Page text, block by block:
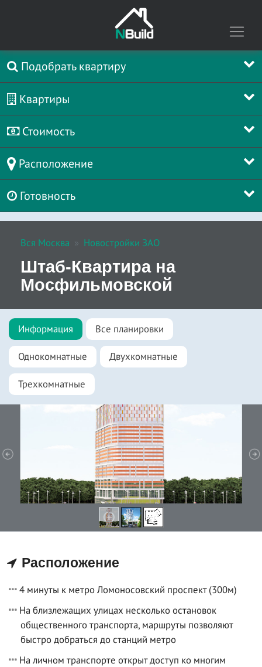
Подобрать квартиру
Квартиры
Стоимость
Расположение
Готовность
Вся Москва Новостройки ЗАО
Штаб-Квартира на
Мосфильмовской
Информация Все планировки
Однокомнатные Двухкомнатные
Трехкомнатные
Расположение
4 минуты к метро Ломоносовский проспект (300м)
На близлежащих улицах несколько остановок
общественного транспорта, маршруты позволяют
быстро добраться до станций метро
На личном транспорте открыт доступ ко многим